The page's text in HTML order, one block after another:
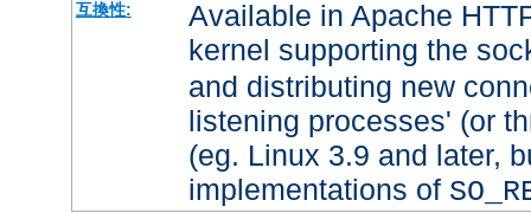
互換性:
Available in Apache
kernel supporting the
and distributing new
listening processes' (or
(eg. Linux 3.9 and later,
implementations of